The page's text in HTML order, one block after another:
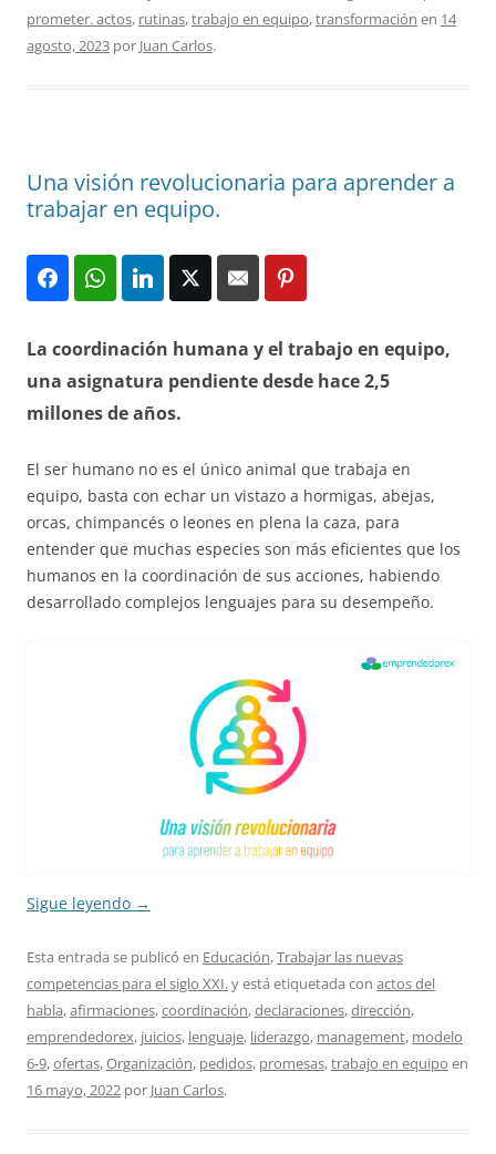
prometer. actos, rutinas,trabajo en equipo,transformación en 14
agosto, 2023 por Juan Carlos.
Una visión revolucionaria para aprender a
trabajar en equipo.
La coordinación humana y el trabajo en equipo,
una asignatura pendiente desde hace 2,5
millones de años.
El ser humano no es el único animal que trabaja en
equipo, basta con echar un vistazo a hormigas, abejas,
orcas, chimpancés o leones en plena la caza, para
entender que muchas especies son más eficientes que los
humanos en la coordinación de sus acciones, habiendo
desarrollado complejos lenguajes para su desempeño.
Sigue leyendo →
Esta entrada se publicó en Educación,Trabajar las nuevas
competencias para el siglo XXI.y está etiquetada con actos del
habla,afirmaciones,coordinación,declaraciones,dirección,
emprendedorex, juicios, lenguaje, liderazgo, management, modelo
6-9,ofertas,Organización, pedidos, promesas,trabajo en equipo en
16 mayo, 2022 por Juan Carlos.